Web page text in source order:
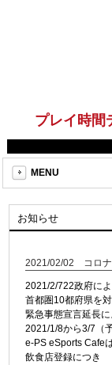
プレイ時間
MENU
お知らせ
2021/02/02 コロナ
2021/2/722政府に
首都圏10都府県を
緊急事態宣言延長に
2021/1/8から3/7（
e-PS eSports Cafe
飲食店登録につき